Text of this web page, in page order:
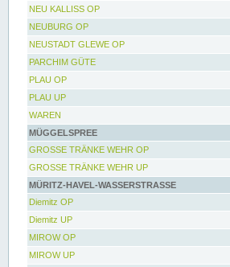
NEU KALLISS OP
NEUBURG OP
NEUSTADT GLEWE OP
PARCHIM GÜTE
PLAU OP
PLAU UP
WAREN
MÜGGELSPREE
GROSSE TRÄNKE WEHR OP
GROSSE TRÄNKE WEHR UP
MÜRITZ-HAVEL-WASSERSTRASSE
Diemitz OP
Diemitz UP
MIROW OP
MIROW UP